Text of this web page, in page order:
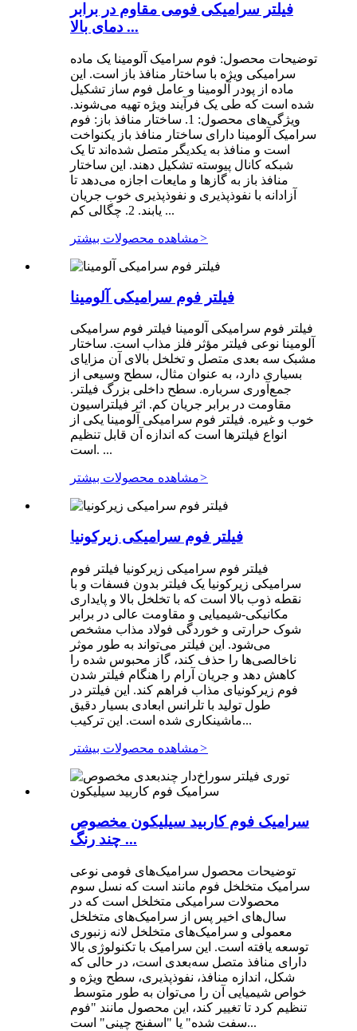
فیلتر سرامیکی فومی مقاوم در برابر
دمای بالا ...
توضیحات محصول: فوم سرامیک آلومینا یک ماده
سرامیکی ویژه با ساختار منافذ باز است. این
ماده از پودر آلومینا و عامل فوم ساز تشکیل
شده است که طی یک فرآیند ویژه تهیه می‌شوند.
ویژگی‌های محصول: 1. ساختار منافذ باز: فوم
سرامیک آلومینا دارای ساختار منافذ باز یکنواخت
است و منافذ به یکدیگر متصل شده‌اند تا یک
شبکه کانال پیوسته تشکیل دهند. این ساختار
منافذ باز به گازها و مایعات اجازه می‌دهد تا
آزادانه با نفوذپذیری و نفوذپذیری خوب جریان
یابند. 2. چگالی کم ...
مشاهده محصولات بیشتر>
فیلتر فوم سرامیکی آلومینا
فیلتر فوم سرامیکی آلومینا فیلتر فوم سرامیکی
آلومینا نوعی فیلتر مؤثر فلز مذاب است. ساختار
مشبک سه بعدی متصل و تخلخل بالای آن مزایای
بسیاری دارد، به عنوان مثال، سطح وسیعی از
جمع‌آوری سرباره. سطح داخلی بزرگ فیلتر.
مقاومت در برابر جریان کم. اثر فیلتراسیون
خوب و غیره. فیلتر فوم سرامیکی آلومینا یکی از
انواع فیلترها است که اندازه آن قابل تنظیم
است. ...
مشاهده محصولات بیشتر>
فیلتر فوم سرامیکی زیرکونیا
فیلتر فوم سرامیکی زیرکونیا فیلتر فوم
سرامیکی زیرکونیا یک فیلتر بدون فسفات و با
نقطه ذوب بالا است که با تخلخل بالا و پایداری
مکانیکی-شیمیایی و مقاومت عالی در برابر
شوک حرارتی و خوردگی فولاد مذاب مشخص
می‌شود. این فیلتر می‌تواند به طور موثر
ناخالصی‌ها را حذف کند، گاز محبوس شده را
کاهش دهد و جریان آرام را هنگام فیلتر شدن
فوم زیرکونیای مذاب فراهم کند. این فیلتر در
طول تولید با تلرانس ابعادی بسیار دقیق
ماشینکاری شده است. این ترکیب...
مشاهده محصولات بیشتر>
سرامیک فوم کاربید سیلیکون مخصوص
چند رنگ ...
توضیحات محصول سرامیک‌های فومی نوعی
سرامیک متخلخل فوم مانند است که نسل سوم
محصولات سرامیکی متخلخل است که در
سال‌های اخیر پس از سرامیک‌های متخلخل
معمولی و سرامیک‌های متخلخل لانه زنبوری
توسعه یافته است. این سرامیک با تکنولوژی بالا
دارای منافذ متصل سه‌بعدی است، در حالی که
شکل، اندازه منافذ، نفوذپذیری، سطح ویژه و
خواص شیمیایی آن را می‌توان به طور متوسط ​​
تنظیم کرد تا تغییر کند، این محصول مانند "فوم
سفت شده" یا "اسفنج چینی" است...